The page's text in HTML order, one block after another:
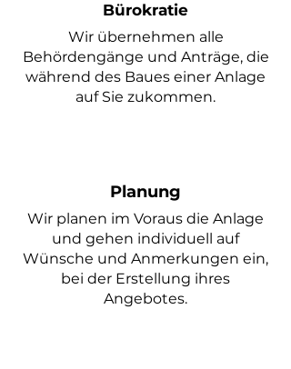
Bürokratie
Wir übernehmen alle
Behördengänge und Anträge, die
während des Baues einer Anlage
auf Sie zukommen.
Planung
Wir planen im Voraus die Anlage
und gehen individuell auf
Wünsche und Anmerkungen ein,
bei der Erstellung ihres
Angebotes.